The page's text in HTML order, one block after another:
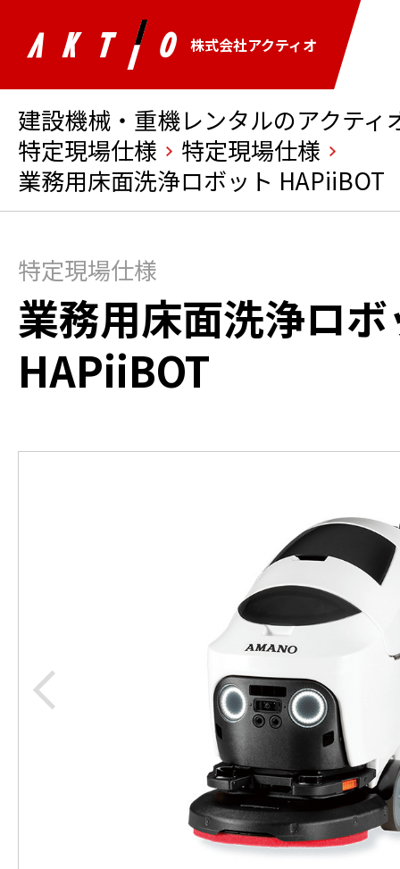
株式会社アクティオ
建設機械・重機レンタルのアクティ
特定現場仕様
特定現場仕様
業務用床面洗浄ロボット HAPiiBOT
特定現場仕様
業務用床面洗浄ロ
HAPiiBOT